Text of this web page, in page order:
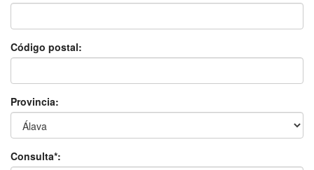
Código postal:
Provincia:
Consulta*: